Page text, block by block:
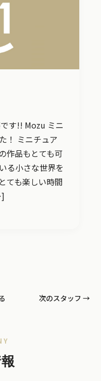
す!! Mozu ミニ
！ ミニチュア
作品もとても可
る小さな世界を
ても楽しい時間
次のスタッフ →